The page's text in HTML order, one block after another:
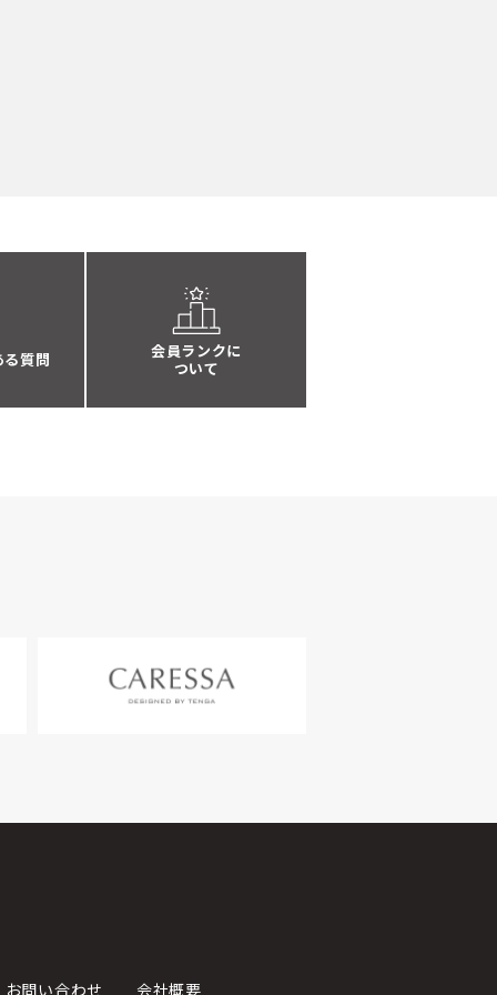
質問
会員ランクに
ついて
お問い合わせ 会社概要